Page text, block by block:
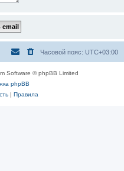
Часовой пояс: UTC+03:00
Software © phpBB Limited
phpBB
| Правила